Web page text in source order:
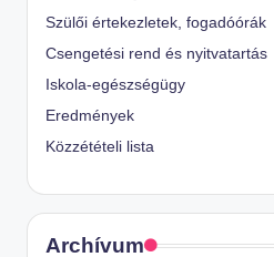
Szülői értekezletek, fogadóórák
Csengetési rend és nyitvatartás
Iskola-egészségügy
Eredmények
Közzétételi lista
Archívum